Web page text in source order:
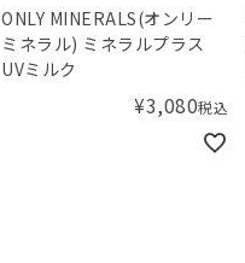
ONLY MINERALS(オンリー
ミネラル) ミネラルプラス
UVミルク
¥3,080税込